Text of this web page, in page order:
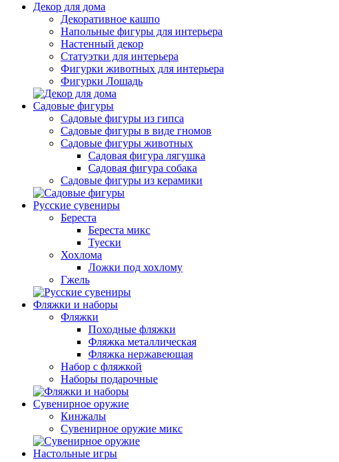
Декор для дома
Декоративное кашпо
Напольные фигуры для интерьера
Настенный декор
Статуэтки для интерьера
Фигурки животных для интерьера
Фигурки Лошадь
Садовые фигуры
Садовые фигуры из гипса
Садовые фигуры в виде гномов
Садовые фигуры животных
Садовая фигура лягушка
Садовая фигура собака
Садовые фигуры из керамики
Русские сувениры
Береста
Береста микс
Туески
Хохлома
Ложки под хохлому
Гжель
Фляжки и наборы
Фляжки
Походные фляжки
Фляжка металлическая
Фляжка нержавеющая
Набор с фляжкой
Наборы подарочные
Сувенирное оружие
Кинжалы
Сувенирное оружие микс
Настольные игры